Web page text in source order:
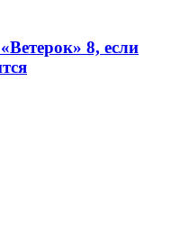
8, если